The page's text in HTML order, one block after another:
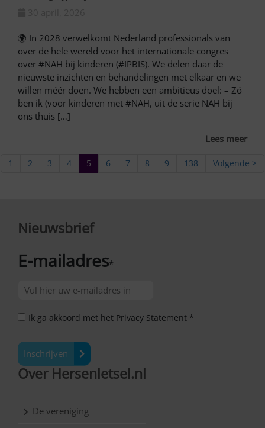
🌍 In 2028 verwelkomt Nederland professionals van
over de hele wereld voor het internationale congres
over #NAH bij kinderen (#IPBIS). We delen daar de
nieuwste inzichten en behandelingen met elkaar en we
willen méér doen. We hebben een ambitieus doel: – Zó
ben ik (voor kinderen met #NAH, uit de serie NAH bij
ons thuis […]
Lees meer
1 2 3 4 5 6 7 8 9 138 Volgende >
Nieuwsbrief
E-mailadres*
Ik ga akkoord met het Privacy Statement *
Inschrijven
Over Hersenletsel.nl
De vereniging